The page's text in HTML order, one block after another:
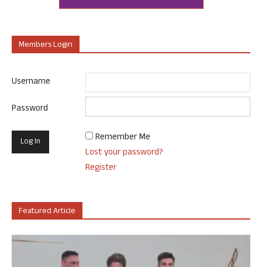
Members Login
Username
Password
Remember Me
Lost your password?
Register
Featured Article